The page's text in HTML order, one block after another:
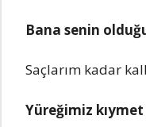
Bana senin
Saçlarım kadar
Yüreğimiz